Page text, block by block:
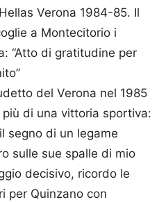
Hellas Verona 1984-85. Il
a Montecitorio i
“Atto di gratitudine per
del Verona nel 1985
di una vittoria sportiva:
segno di un legame
sulle sue spalle di mio
decisivo, ricordo le
per Quinzano con